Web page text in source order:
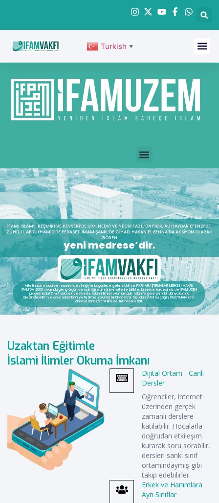
Turkish ▼
İFAM; İSLAM’I, KEŞMIRÎ VE KEVSERÎ’DE ILIM, NEDVÎ VE NECIP FAZIL’DA FIKIR, ALI HAYDAR EFENDI’DE
ZÜHD, II. ABDULHAMID’DE FERASET, İMAM ŞAMIL’DE CIHAD, HASAN EL BENNA’DA AKSIYON OLARAK
GÖREN
yeni medrese’dir.
Milletimizin maddi ve manevi desteğiyle bugünlere gelen İLMİ ve FİKRİ ARAŞTIRMALAR MERKEZİ VAKFI/
İFAM’DA 2000 civarında genç örgün ve açık öğretim üniversite ile birlikte; binlerce kardeşimiz de İFAM UZEM
programında(5 yıl) yüksek seviyede İslami ilimler okumaktadır. İslam’a göre yeni bir dünya kurma
idealindeki ilim ve dava adamlarını yetiştirme yolunda bir kilometre taşı olan İFAM bu çağın SÜLEYMANİYESİ
olmaya namzet bir ilim ve fikir merkezidir.
Uzaktan Eğitimle
İslami İlimler Okuma İmkanı
Dijital Ortam - Canlı
Dersler
Öğrenciler, internet
üzerinden gerçek
zamanlı derslere
katılabilir. Hocalarla
doğrudan etkileşim
kurarak soru sorabilir,
dersleri sanki sınıf
ortamındaymış gibi
takip edebilirler.
Erkek ve Hanımlara
Ayrı Sınıflar